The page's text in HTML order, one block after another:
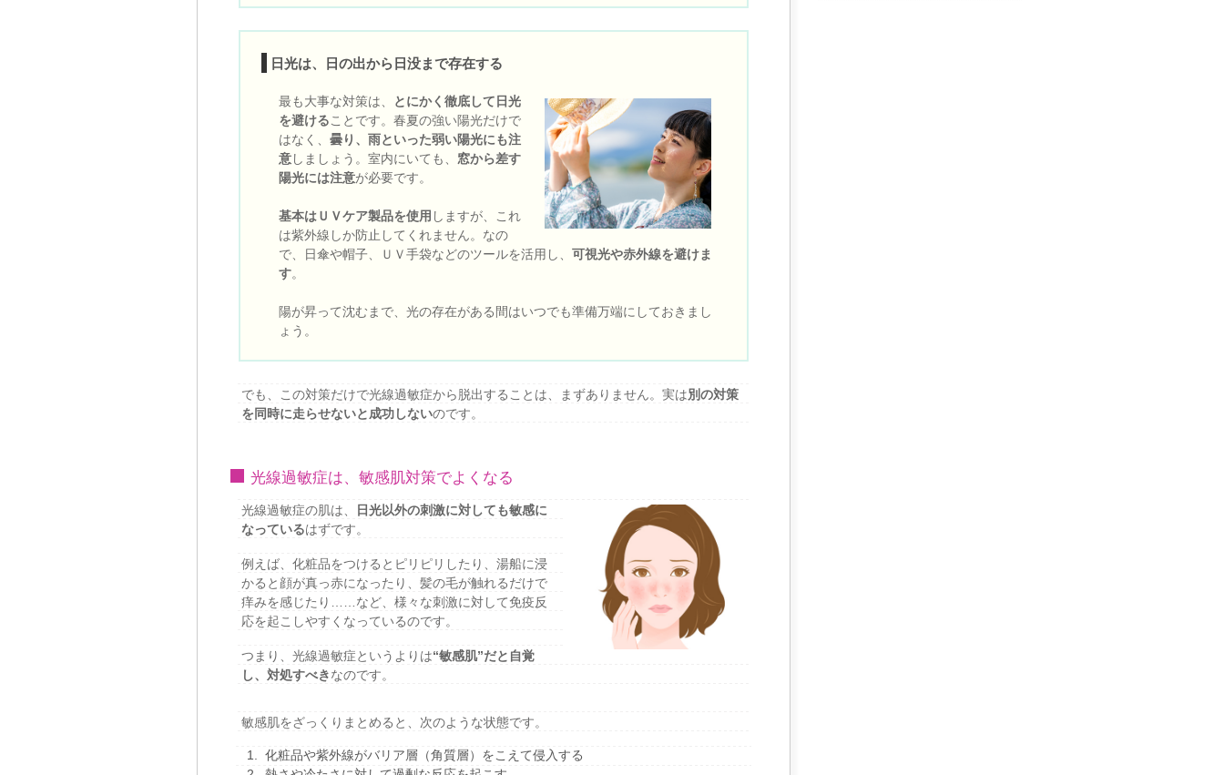
日光は、日の出から日没まで存在する
最も大事な対策は、
とにかく徹底して日光
を避けることです。春夏の強い陽光だけで
はなく、曇り、雨といった弱い陽光にも注
意しましょう。室内にいても、 窓から差す
陽光には注意が必要です。
基本はＵＶケア製品を使用 しますが、これ
は紫外線しか防止してくれません。なの
で、日傘や帽子、ＵＶ手袋などのツールを活用し、可視光や赤外線を避けま
す。
陽が昇って沈むまで、光の存在がある間はいつでも準備万端にしておきまし
ょう。
でも、この対策だけで光線過敏症から脱出することは、まずありません。実は別の対策
を同時に走らせないと成功しないのです。
光線過敏症は、敏感肌対策でよくなる
光線過敏症の肌は、
日光以外の刺激に対しても敏感に
なっているはずです。
例えば、化粧品をつけるとピリピリしたり、湯船に浸
かると顔が真っ赤になったり、髪の毛が触れるだけで
痒みを感じたり……など、様々な刺激に対して免疫反
応を起こしやすくなっているのです。
つまり、光線過敏症というよりは“敏感肌”だと自覚
し、対処すべきなのです。
敏感肌をざっくりまとめると、次のような状態です。
化粧品や紫外線がバリア層（角質層）をこえて侵入する